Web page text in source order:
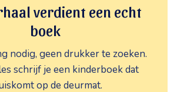
verdient een echt
boek
nodig, geen drukker te zoeken.
schrijf je een kinderboek dat
op de deurmat.